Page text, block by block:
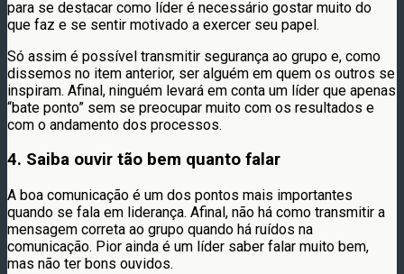
para se destacar como líder é necessário gostar muito do
que faz e se sentir motivado a exercer seu papel.
Só assim é possível transmitir segurança ao grupo e, como
dissemos no item anterior, ser alguém em quem os outros se
inspiram. Afinal, ninguém levará em conta um líder que apenas
“bate ponto” sem se preocupar muito com os resultados e
com o andamento dos processos.
4. Saiba ouvir tão bem quanto falar
A boa comunicação é um dos pontos mais importantes
quando se fala em liderança. Afinal, não há como transmitir a
mensagem correta ao grupo quando há ruídos na
comunicação. Pior ainda é um líder saber falar muito bem,
mas não ter bons ouvidos.